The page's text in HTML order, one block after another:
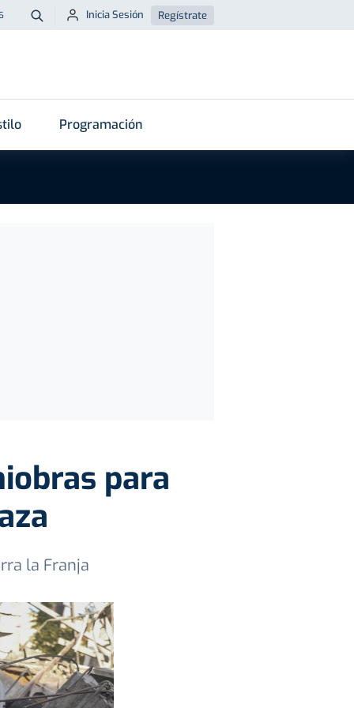
Buscar
Inicia Sesión Regístrate
Programación
para
la Franja